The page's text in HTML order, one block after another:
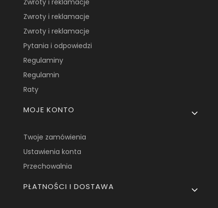
Zwroty i reklamacje
Zwroty i reklamacje
Pytania i odpowiedzi
Regulaminy
Regulamin
Raty
MOJE KONTO
Twoje zamówienia
Ustawienia konta
Przechowalnia
PŁATNOŚCI I DOSTAWA